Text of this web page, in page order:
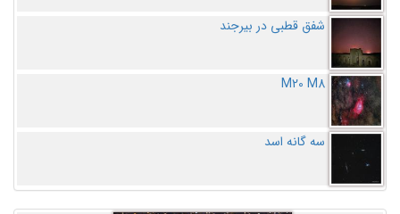
شفق قطبی در بیرجند
M20 M8
سه گانه اسد